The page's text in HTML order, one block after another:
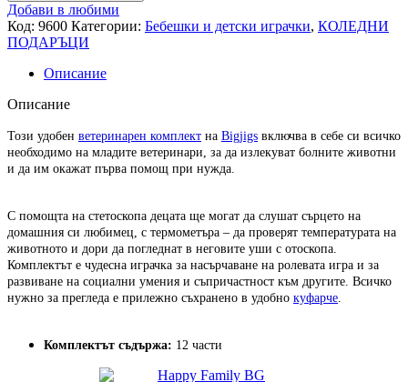
Добави в любими
Код: 9600 Категории: Бебешки и детски играчки, КОЛЕДНИ
ПОДАРЪЦИ
Описание
Описание
Този удобен ветеринарен комплект на Bigjigs включва в себе си всичко
необходимо на младите ветеринари, за да излекуват болните животни
и да им окажат първа помощ при нужда.
С помощта на стетоскопа децата ще могат да слушат сърцето на
домашния си любимец, с термометъра – да проверят температурата на
животното и дори да погледнат в неговите уши с отоскопа.
Комплектът е чудесна играчка за насърчаване на ролевата игра и за
развиване на социални умения и съпричастност към другите. Всичко
нужно за прегледа е прилежно съхранено в удобно куфарче
Комплектът съдържа: 12 части